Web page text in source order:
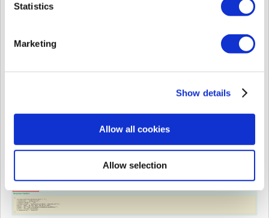
Statistics
Marketing
Show details
Allow all cookies
Allow selection
usuario que ha iniciado sesión en el "Cuerpo de respuesta" y "200" en el